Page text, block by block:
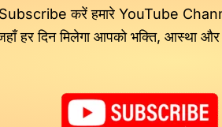
Subscribe करें हमारे YouTube
हर दिन मिलेगा आपको भक्ति, आस्था